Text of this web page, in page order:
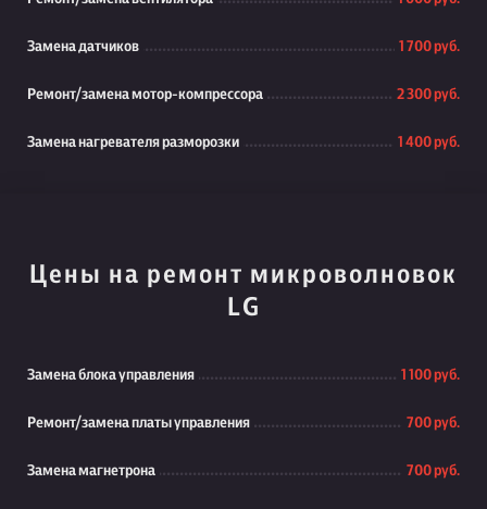
Замена датчиков 1 700 руб.
Ремонт/замена мотор-компрессора 2 300 руб.
Замена нагревателя разморозки 1 400 руб.
Цены на ремонт микроволновок
LG
Замена блока управления 1 100 руб.
Ремонт/замена платы управления 700 руб.
Замена магнетрона 700 руб.